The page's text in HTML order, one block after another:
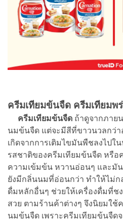
ครีมเทียมข้นจืด ครีมเทียมพ
ครีมเทียมข้นจืด ถ้าดูจากภาย
นมข้นจืด แต่จะมีสีที่ขาวนวลกว่า
เกิดจากการเติมไขมันพืชลงไป
รสชาติของครีมเทียมข้นจืด หรือ
ความเข้มข้น หวานอ่อนๆ และมั
ยังมีกลิ่นนมที่อ่อนกว่า ทำให้ไม่ก
ดื่มหลักอื่นๆ ช่วยให้เครื่องดื่มที่
สวย ตามร้านค้าต่างๆ จึงนิยมใช้
นมข้นจืด เพราะครีมเทียมข้นจืด